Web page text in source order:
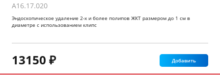
A16.17.020
Эндоскопическое удаление 2-х и более полипов ЖКТ размером до 1 см в
диаметре с использованием клипс
13150 ₽ Добавить